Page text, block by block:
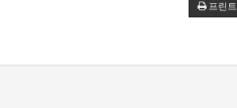
프린트